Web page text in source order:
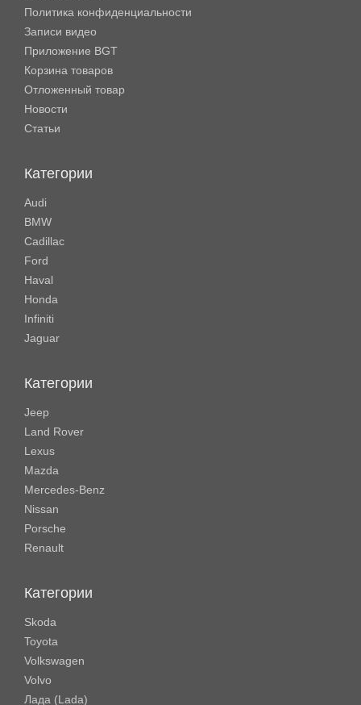
Политика конфиденциальности
Записи видео
Приложение BGT
Корзина товаров
Отложенный товар
Новости
Статьи
Категории
Audi
BMW
Cadillac
Ford
Haval
Honda
Infiniti
Jaguar
Категории
Jeep
Land Rover
Lexus
Mazda
Mercedes-Benz
Nissan
Porsche
Renault
Категории
Skoda
Toyota
Volkswagen
Volvo
Лада (Lada)